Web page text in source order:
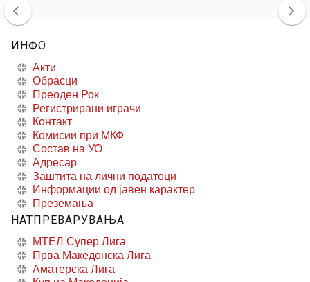
ИНФО
Акти
Обрасци
Преоден Рок
Регистрирани играчи
Контакт
Комисии при МКФ
Состав на УО
Адресар
Заштита на лични податоци
Информации од јавен карактер
Преземања
НАТПРЕВАРУВАЊА
МТЕЛ Супер Лига
Прва Македонска Лига
Аматерска Лига